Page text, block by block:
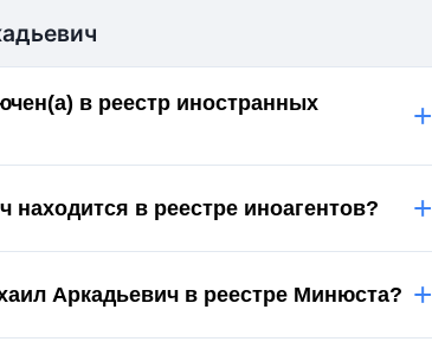
в реестр иностранных
+
в реестре иноагентов? +
Аркадьевич в реестре Минюста? +